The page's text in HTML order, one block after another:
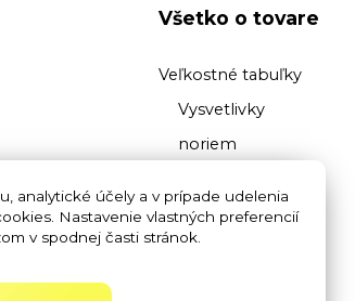
Všetko o tovare
Veľkostné tabuľky
Vysvetlivky
noriem
materiálov
analytické účely a v prípade udelenia
Nastavenie vlastných preferencií
v spodnej časti stránok.